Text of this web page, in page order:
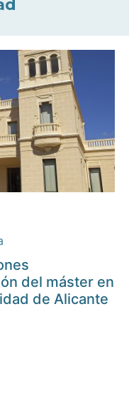
del máster en
de Alicante